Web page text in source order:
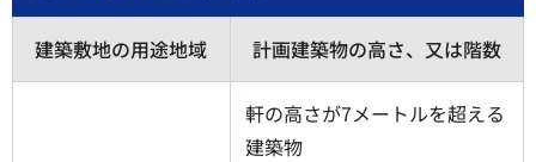
建築敷地の用途地域 計画建築物の高さ、又は階数
軒の高さが7メートルを超える
建築物